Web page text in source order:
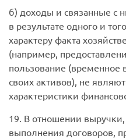
б) доходы и связанные с
в результате одного и
характеру факта
(например,
пользование (временное
своих активов), не
характеристики
19. В отношении выручки,
выполнения договоров,